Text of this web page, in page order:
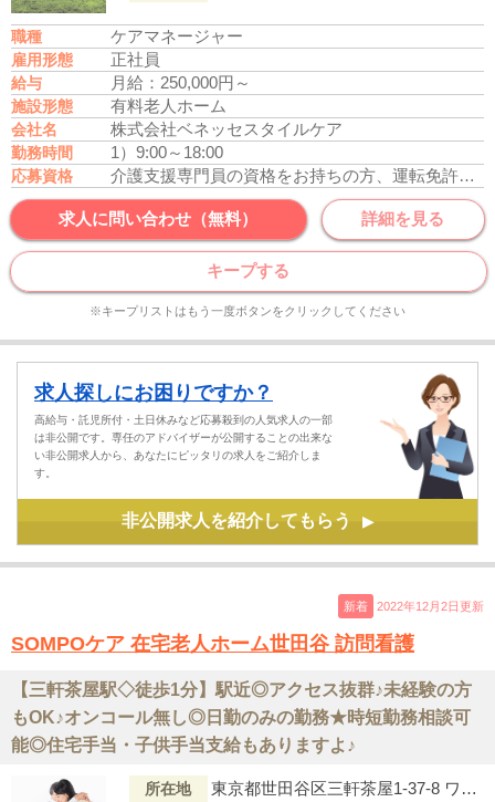
職種 ケアマネージャー
雇用形態 正社員
給与 月給：250,000円～
施設形態 有料老人ホーム
会社名 株式会社ベネッセスタイルケア
勤務時間 1）9:00～18:00
応募資格 介護支援専門員の資格をお持ちの方、運転免許あれば尚可
求人に問い合わせ（無料） 詳細を見る
キープする
※キープリストはもう一度ボタンをクリックしてください
求人探しにお困りですか？
高給与・託児所付・土日休みなど応募殺到の人気求人の一部
は非公開です。専任のアドバイザーが公開することの出来な
い非公開求人から、あなたにピッタリの求人をご紹介しま
す。
非公開求人を紹介してもらう ▶
新着 2022年12月2日更新
SOMPOケア 在宅老人ホーム世田谷 訪問看護
【三軒茶屋駅◇徒歩1分】駅近◎アクセス抜群♪未経験の方
もOK♪オンコール無し◎日勤のみの勤務★時短勤務相談可
能◎住宅手当・子供手当支給もありますよ♪
所在地 東京都世田谷区三軒茶屋1-37-8 ワコーレ64 10F